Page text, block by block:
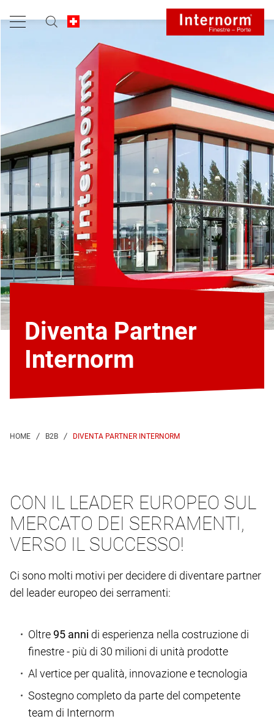
Diventa Partner
Internorm
DIVENTA PARTNER INTERNORM
CON IL LEADER EUROPEO SUL
MERCATO DEI SERRAMENTI,
VERSO IL SUCCESSO!
Ci sono molti motivi per decidere di diventare partner
del leader europeo dei serramenti:
Oltre95 anni di esperienza nella costruzione di
finestre - più di 30 milioni di unità prodotte
Al vertice per qualità, innovazione e tecnologia
Sostegno completo da parte del competente
team di Internorm